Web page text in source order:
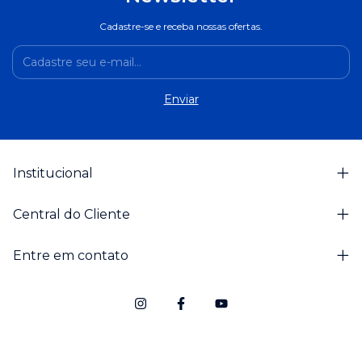
Cadastre-se e receba nossas ofertas.
Institucional
Central do Cliente
Entre em contato